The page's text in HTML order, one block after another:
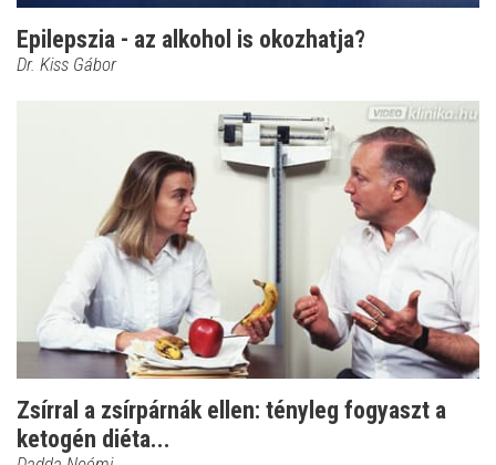
Epilepszia - az alkohol is okozhatja?
Dr. Kiss Gábor
Zsírral a zsírpárnák ellen: tényleg fogyaszt a
ketogén diéta...